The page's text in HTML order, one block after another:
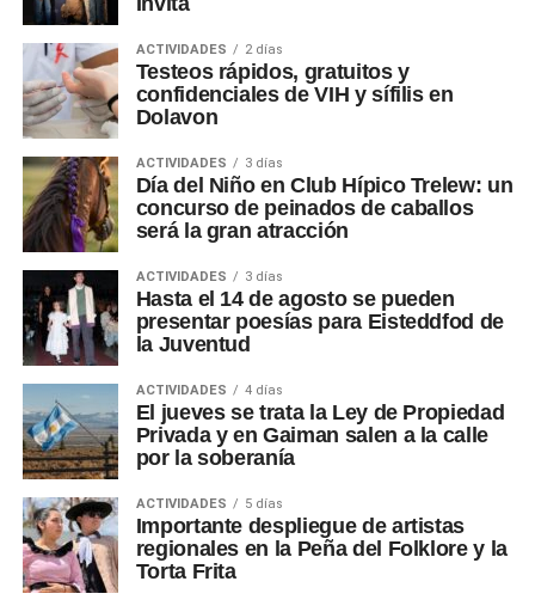
ACTIVIDADES 2 días
Testeos rápidos, gratuitos y
confidenciales de VIH y sífilis en
Dolavon
ACTIVIDADES 3 días
Día del Niño en Club Hípico Trelew: un
concurso de peinados de caballos
será la gran atracción
ACTIVIDADES 3 días
Hasta el 14 de agosto se pueden
presentar poesías para Eisteddfod de
la Juventud
ACTIVIDADES 4 días
El jueves se trata la Ley de Propiedad
Privada y en Gaiman salen a la calle
por la soberanía
ACTIVIDADES 5 días
Importante despliegue de artistas
regionales en la Peña del Folklore y la
Torta Frita